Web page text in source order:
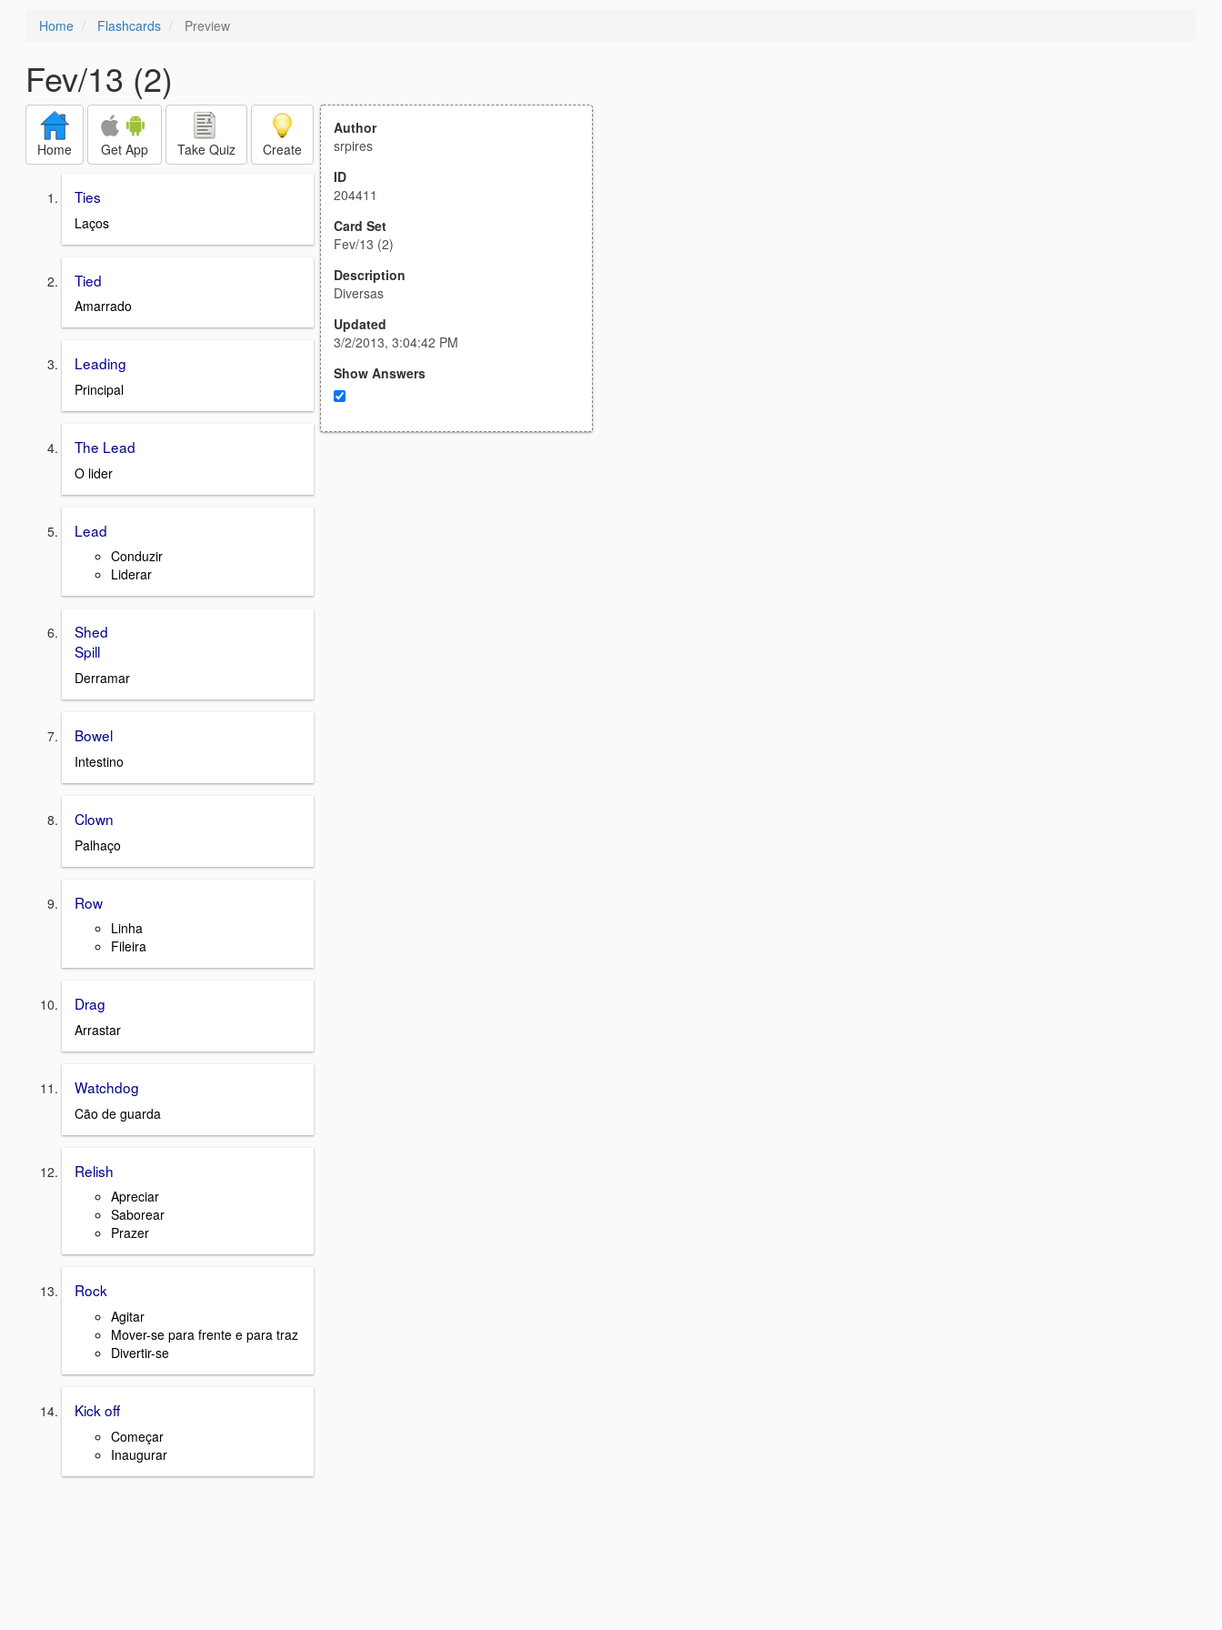
Home Flashcards Preview
Fev/13 (2)
Home Get App Take Quiz Create
Ties
Laços
Tied
Amarrado
Leading
Principal
The Lead
O lider
Lead
Conduzir
Liderar
Shed
Spill
Derramar
Bowel
Intestino
Clown
Palhaço
Row
Linha
Fileira
Drag
Arrastar
Watchdog
Cão de guarda
Relish
Apreciar
Saborear
Prazer
Rock
Agitar
Mover-se para frente e para traz
Divertir-se
Kick off
Começar
Inaugurar
Author
srpires
ID
204411
Card Set
Fev/13 (2)
Description
Diversas
Updated
3/2/2013, 3:04:42 PM
Show Answers